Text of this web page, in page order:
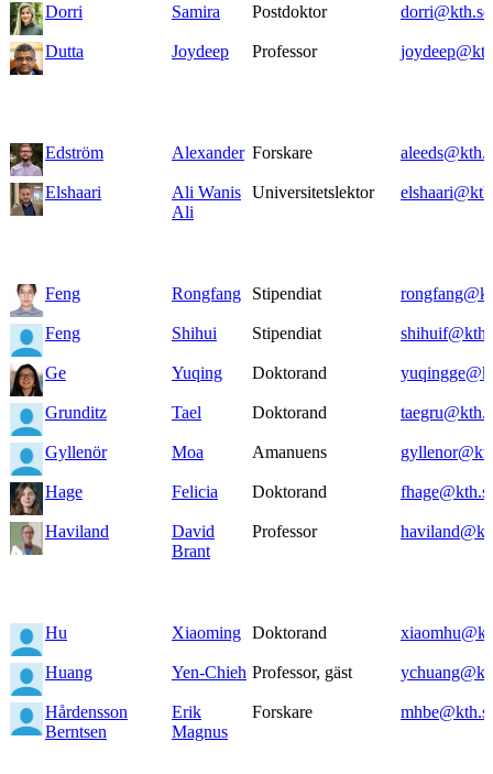
Dorri Samira Postdoktor dorri@kth.se
Dutta Joydeep Professor
Edström Alexander Forskare
Elshaari
Ali Wanis
Ali
Universitetslektor
Feng Rongfang Stipendiat
Feng Shihui Stipendiat
Ge Yuqing Doktorand
Grunditz Tael Doktorand
Gyllenör Moa Amanuens
Hage Felicia Doktorand
Haviland
David
Brant
Professor
Hu Xiaoming Doktorand
Huang Yen-Chieh Professor, gäst
Hårdensson
Berntsen
Erik
Magnus
Forskare